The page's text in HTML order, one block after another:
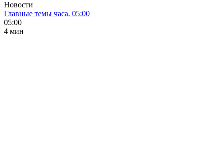
Новости
Главные темы часа. 05:00
05:00
4 мин